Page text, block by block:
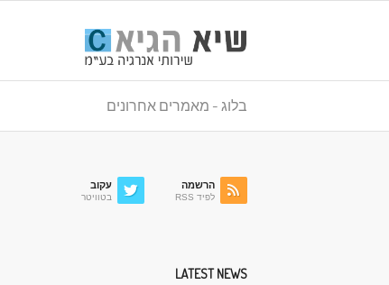
בלוג - מאמרים אחרונים
עקוב
בטוויטר
הרשמה
לפיד RSS
LATEST NEWS